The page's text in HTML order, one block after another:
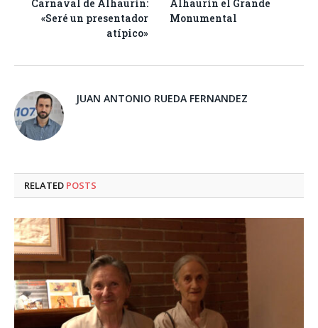
Carnaval de Alhaurín:
«Seré un presentador
atípico»
Alhaurín el Grande
Monumental
JUAN ANTONIO RUEDA FERNANDEZ
RELATED POSTS